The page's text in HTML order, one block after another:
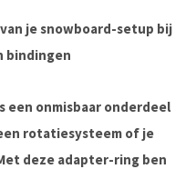
je snowboard-setup bij
bindingen
een onmisbaar onderdeel
rotatiesysteem of je
deze adapter-ring ben